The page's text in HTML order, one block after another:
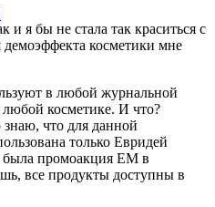
и я бы не стала так краситься с
косметики мне
в любой журнальной
любой косметике. И что?
что для данной
только Евридей
промоакция ЕМ в
все продукты доступны в